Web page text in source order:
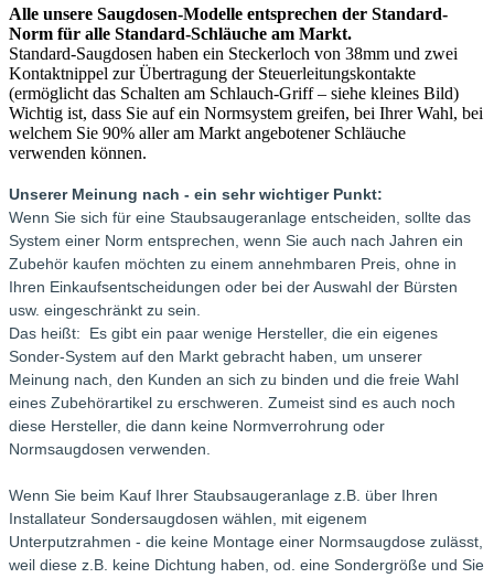
Alle unsere Saugdosen-Modelle entsprechen der Standard-
Norm für alle Standard-Schläuche am Markt.
Standard-Saugdosen haben ein Steckerloch von 38mm und zwei
Kontaktnippel zur Übertragung der Steuerleitungskontakte
(ermöglicht das Schalten am Schlauch-Griff – siehe kleines Bild)
Wichtig ist, dass Sie auf ein Normsystem greifen, bei Ihrer Wahl, bei
welchem Sie 90% aller am Markt angebotener Schläuche
verwenden können.
Unserer Meinung nach - ein sehr wichtiger Punkt:
Wenn Sie sich für eine Staubsaugeranlage entscheiden, sollte das
System einer Norm entsprechen, wenn Sie auch nach Jahren ein
Zubehör kaufen möchten zu einem annehmbaren Preis, ohne in
Ihren Einkaufsentscheidungen oder bei der Auswahl der Bürsten
usw. eingeschränkt zu sein.
Das heißt: Es gibt ein paar wenige Hersteller, die ein eigenes
Sonder-System auf den Markt gebracht haben, um unserer
Meinung nach, den Kunden an sich zu binden und die freie Wahl
eines Zubehörartikel zu erschweren. Zumeist sind es auch noch
diese Hersteller, die dann keine Normverrohrung oder
Normsaugdosen verwenden.
Wenn Sie beim Kauf Ihrer Staubsaugeranlage z.B. über Ihren
Installateur Sondersaugdosen wählen, mit eigenem
Unterputzrahmen - die keine Montage einer Normsaugdose zulässt,
weil diese z.B. keine Dichtung haben, od. eine Sondergröße und Sie